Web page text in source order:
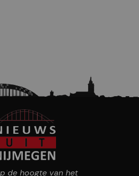
de hoogte van het